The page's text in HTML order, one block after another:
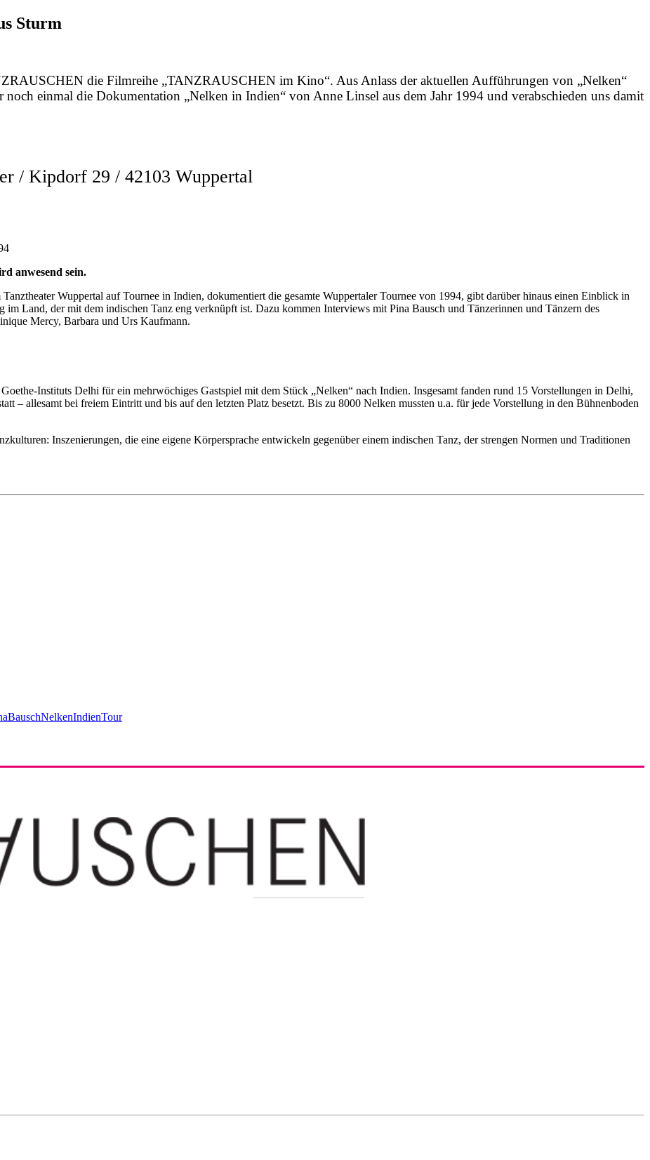
Sturm
die Filmreihe „TANZRAUSCHEN im Kino“. Aus Anlass der aktuellen Aufführungen von „Nelken“
einmal die Dokumentation „Nelken in Indien“ von Anne Linsel aus dem Jahr 1994 und verabschieden uns damit
/ Kipdorf 29 / 42103 Wuppertal
anwesend sein.
Wuppertal auf Tournee in Indien, dokumentiert die gesamte Wuppertaler Tournee von 1994, gibt darüber hinaus einen Einblick in
Land, der mit dem indischen Tanz eng verknüpft ist. Dazu kommen Interviews mit Pina Bausch und Tänzerinnen und Tänzern des
Mercy, Barbara und Urs Kaufmann.
Instituts Delhi für ein mehrwöchiges Gastspiel mit dem Stück „Nelken“ nach Indien. Insgesamt fanden rund 15 Vorstellungen in Delhi,
– allesamt bei freiem Eintritt und bis auf den letzten Platz besetzt. Bis zu 8000 Nelken mussten u.a. für jede Vorstellung in den Bühnenboden
Inszenierungen, die eine eigene Körpersprache entwickeln gegenüber einem indischen Tanz, der strengen Normen und Traditionen
NelkenIndienTour